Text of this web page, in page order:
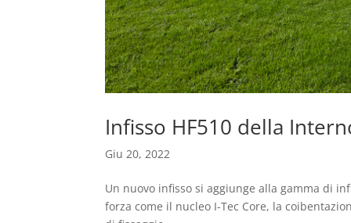
Infisso HF510 della
Giu 20, 2022
Un nuovo infisso si aggiunge alla gamma di
forza come il nucleo I-Tec Core, la